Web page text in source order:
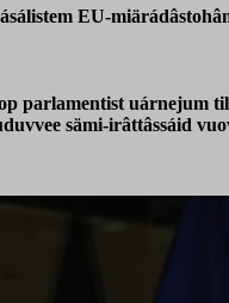
EU-
parlamentist uárnejum
sämi-irâttâssáid